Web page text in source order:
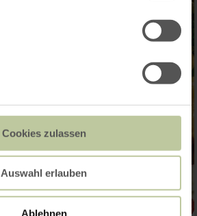
Cookies zulassen
Auswahl erlauben
Ablehnen